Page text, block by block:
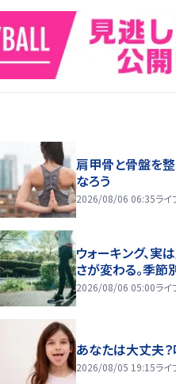
肩甲骨と骨盤を
なろう
2026/08/06 06:35ライ
ウォーキング、実
さが変わる。季
2026/08/06 05:00ライ
あなたは大丈夫
2026/08/05 19:15ライ